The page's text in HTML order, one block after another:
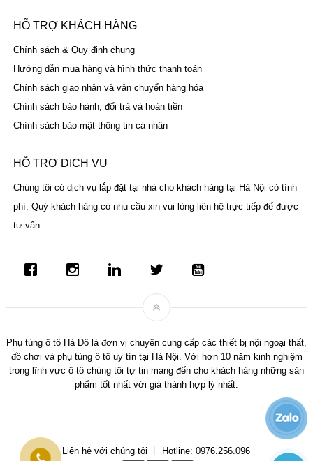
HỖ TRỢ KHÁCH HÀNG
Chính sách & Quy định chung
Hướng dẫn mua hàng và hình thức thanh toán
Chính sách giao nhận và vận chuyển hàng hóa
Chính sách bảo hành, đổi trả và hoàn tiền
Chính sách bảo mật thông tin cá nhân
HỖ TRỢ DỊCH VỤ
Chúng tôi có dịch vụ lắp đặt tại nhà cho khách hàng tại Hà Nội có tính
phí. Quý khách hàng có nhu cầu xin vui lòng liên hệ trực tiếp để được
tư vấn
Phụ tùng ô tô Hà Đô là đơn vị chuyên cung cấp các thiết bị nội ngoại thất,
đồ chơi và phụ tùng ô tô uy tín tại Hà Nội. Với hơn 10 năm kinh nghiệm
trong lĩnh vực ô tô chúng tôi tự tin mang đến cho khách hàng những sản
phẩm tốt nhất với giá thành hợp lý nhất.
Liên hệ với chúng tôi Hotline: 0976.256.096